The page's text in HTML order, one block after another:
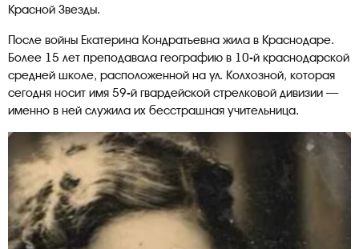
Красной Звезды.
После войны Екатерина Кондратьевна жила в Краснодаре.
Более 15 лет преподавала географию в 10-й краснодарской
средней школе, расположенной на ул. Колхозной, которая
сегодня носит имя 59-й гвардейской стрелковой дивизии —
именно в ней служила их бесстрашная учительница.